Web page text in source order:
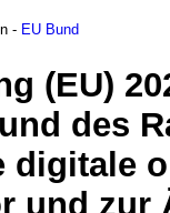
- EU Bund
(EU)
des
digitale
und zur